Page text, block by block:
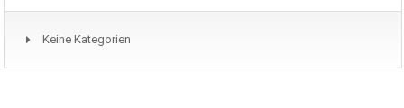
Keine Kategorien